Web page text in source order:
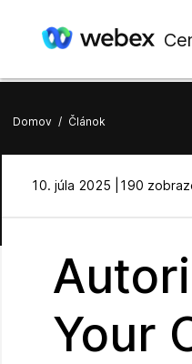
Domov / Článok
10. júla 2025 | 190
Your